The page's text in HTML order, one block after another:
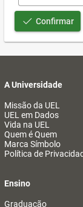
Confirmar
A Universidade
Missão da UEL
UEL em Dados
Vida na UEL
Quem é Quem
Marca Símbolo
Política de
Ensino
Graduação